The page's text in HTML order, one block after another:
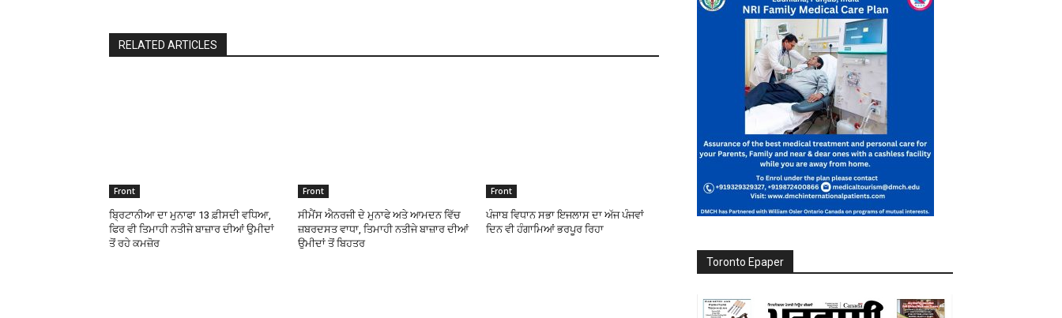
RELATED ARTICLES
Front
ਬ੍ਰਿਟਾਨੀਆ ਦਾ ਮੁਨਾਫਾ 13 ਫ਼ੀਸਦੀ ਵਧਿਆ,
ਫਿਰ ਵੀ ਤਿਮਾਹੀ ਨਤੀਜੇ ਬਾਜ਼ਾਰ ਦੀਆਂ ਉਮੀਦਾਂ
ਤੋਂ ਰਹੇ ਕਮਜ਼ੋਰ
Front
ਸੀਮੈਂਸ ਐਨਰਜੀ ਦੇ ਮੁਨਾਫੇ ਅਤੇ ਆਮਦਨ ਵਿੱਚ
ਜ਼ਬਰਦਸਤ ਵਾਧਾ, ਤਿਮਾਹੀ ਨਤੀਜੇ ਬਾਜ਼ਾਰ ਦੀਆਂ
ਉਮੀਦਾਂ ਤੋਂ ਬਿਹਤਰ
Front
ਪੰਜਾਬ ਵਿਧਾਨ ਸਭਾ ਇਜਲਾਸ ਦਾ ਅੱਜ ਪੰਜਵਾਂ
ਦਿਨ ਵੀ ਹੰਗਾਮਿਆਂ ਭਰਪੂਰ ਰਿਹਾ
Toronto Epaper